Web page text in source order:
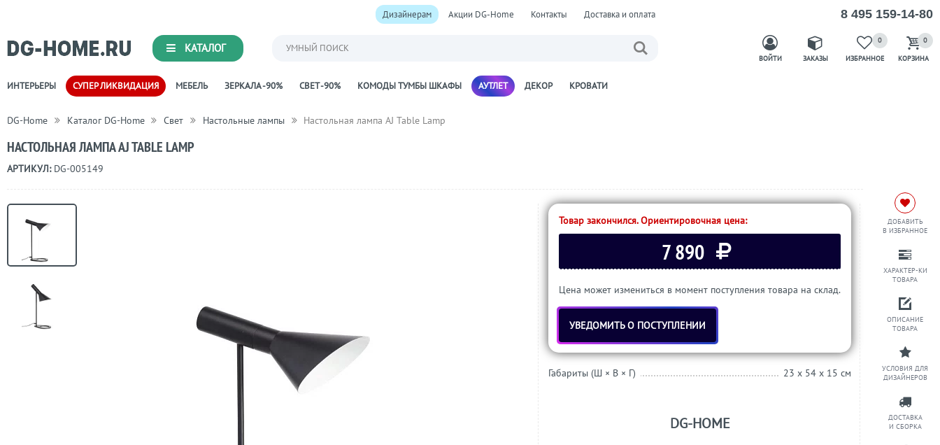
Дизайнерам Акции DG-Home Контакты Доставка и оплата 8 495 159-14-80
КАТАЛОГ УМНЫЙ ПОИСК
ВОЙТИ ЗАКАЗЫ ИЗБРАННОЕ
0
КОРЗИНА
0
ИНТЕРЬЕРЫ СУПЕР ЛИКВИДАЦИЯ МЕБЕЛЬ ЗЕРКАЛА -90% СВЕТ -90% КОМОДЫ ТУМБЫ ШКАФЫ АУТЛЕТ ДЕКОР КРОВАТИ
DG-Home Каталог DG-Home Свет Настольные лампы Настольная лампа AJ Table Lamp
НАСТОЛЬНАЯ ЛАМПА AJ TABLE LAMP
АРТИКУЛ: DG-005149
ДОБАВИТЬ
В ИЗБРАННОЕ
ХАРАКТЕР-КИ
ТОВАРА
ОПИСАНИЕ
ТОВАРА
УСЛОВИЯ ДЛЯ
ДИЗАЙНЕРОВ
ДОСТАВКА
И СБОРКА
Товар закончился. Ориентировочная цена:
7 890
Цена может измениться в момент поступления товара на склад.
УВЕДОМИТЬ О ПОСТУПЛЕНИИ
Габариты (Ш × В × Г) 23 x 54 x 15 см
DG-HOME